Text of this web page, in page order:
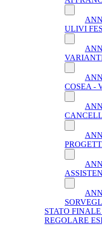
ULIVI
COSEA -
STATO
REGOLARE